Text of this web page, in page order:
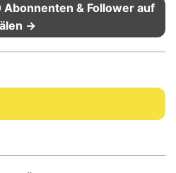
& Follower auf
→